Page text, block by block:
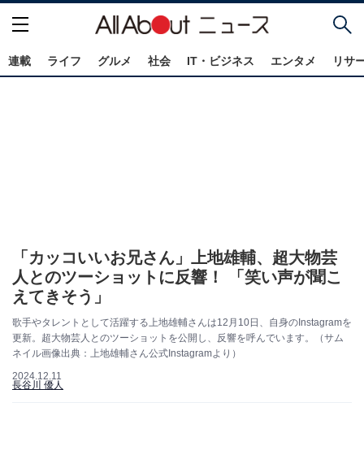
連載 ライフ グルメ 社会 IT・ビジネス エンタメ リサ
「カッコいいお兄さん」上地雄輔、超大物芸
人とのツーショットに反響！ 「笑い声が聞こ
えてきそう」
歌手やタレントとして活躍する上地雄輔さんは12月10日、自身のInstagramを
更新。超大物芸人とのツーショットを公開し、反響を呼んでいます。（サム
ネイル画像出典：上地雄輔さん公式Instagramより）
2024.12.11
長谷川 優人